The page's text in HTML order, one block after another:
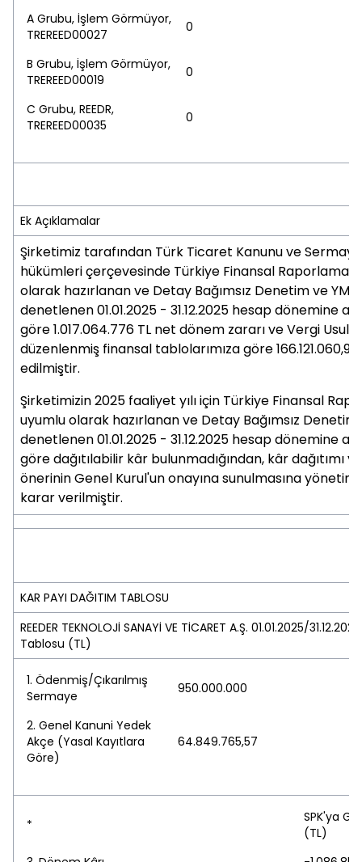
A Grubu, İşlem Görmüyor,
TREREED00027
0
B Grubu, İşlem Görmüyor,
TREREED00019
0
C Grubu, REEDR,
TREREED00035
0
Ek Açıklamalar
Şirketimiz tarafından Türk Ticaret Kanunu ve Sermaye
hükümleri çerçevesinde Türkiye Finansal Raporlama
olarak hazırlanan ve Detay Bağımsız Denetim ve
denetlenen 01.01.2025 - 31.12.2025 hesap dönemine
göre 1.017.064.776 TL net dönem zararı ve Vergi Usul
düzenlenmiş finansal tablolarımıza göre
edilmiştir.
Şirketimizin 2025 faaliyet yılı için Türkiye Finansal
uyumlu olarak hazırlanan ve Detay Bağımsız Denetim
denetlenen 01.01.2025 - 31.12.2025 hesap dönemine
göre dağıtılabilir kâr bulunmadığından, kâr dağıtımı
önerinin Genel Kurul'un onayına sunulmasına
karar verilmiştir.
KAR PAYI DAĞITIM TABLOSU
REEDER TEKNOLOJİ SANAYİ VE TİCARET A.Ş. 01.01.2025/
Tablosu (TL)
1. Ödenmiş/Çıkarılmış
Sermaye
950.000.000
2. Genel Kanuni Yedek
Akçe (Yasal Kayıtlara
Göre)
64.849.765,57
*
SPK'ya
(TL)